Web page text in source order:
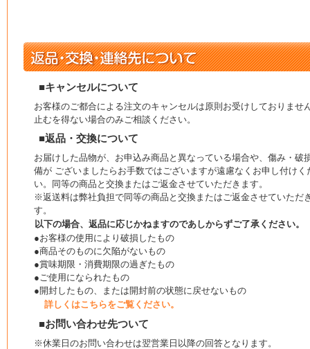
■キャンセルについて
お客様のご都合による注文のキャンセルは原則お受けしておりませ
止むを得ない場合のみご相談ください。
■返品・交換について
お届けした品物が、お申込み商品と異なっている場合や、傷み・破
備が ございましたらお手数ではございますが遠慮なくお申し付けく
い。同等の商品と交換またはご返金させていただきます。
※返送料は弊社負担で同等の商品と交換またはご返金させていただ
す。
以下の場合、返品に応じかねますのであしからずご了承ください。
●お客様の使用により破損したもの
●商品そのものに欠陥がないもの
●賞味期限・消費期限の過ぎたもの
●ご使用になられたもの
●開封したもの、または開封前の状態に戻せないもの
詳しくはこちらをご覧ください。
■お問い合わせ先ついて
※休業日のお問い合わせは翌営業日以降の回答となります。